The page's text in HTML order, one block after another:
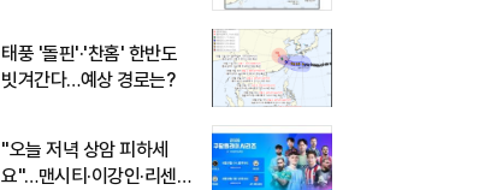
태풍 '돌핀'·'찬홈' 한반도
빗겨간다…예상 경로는?
"오늘 저녁 상암 피하세
요"…맨시티·이강인·리센느